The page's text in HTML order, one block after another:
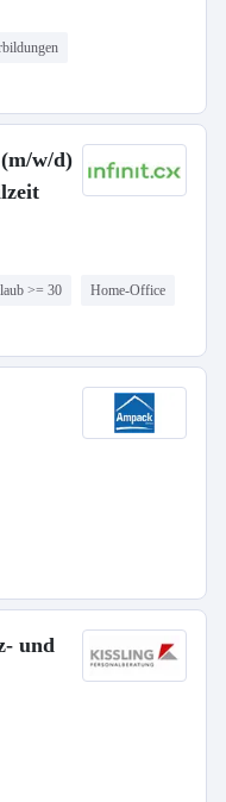
w/d)
>= 30 Home-Office
und